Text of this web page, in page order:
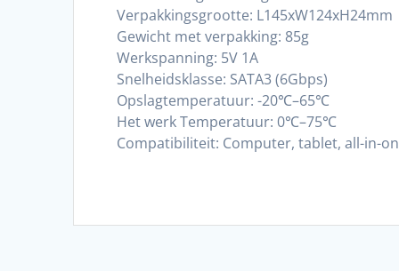
Verpakkingsgrootte: L145xW124xH24mm
Gewicht met verpakking: 85g
Werkspanning: 5V 1A
Snelheidsklasse: SATA3 (6Gbps)
Opslagtemperatuur: -20℃–65℃
Het werk Temperatuur: 0℃–75℃
Compatibiliteit: Computer, tablet, all-in-